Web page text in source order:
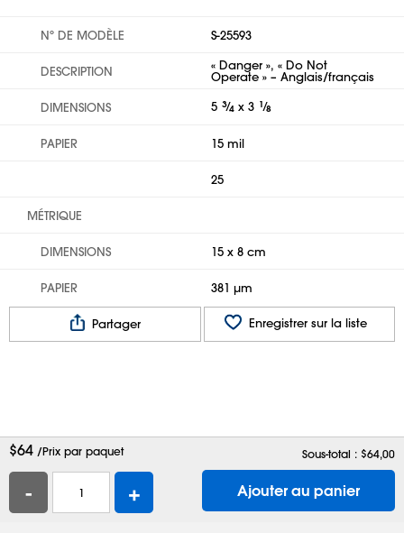
Nº DE MODÈLE S-25593
DESCRIPTION « Danger », « Do Not
Operate » – Anglais/français
DIMENSIONS
5 3⁄4 x 3 1⁄8
PAPIER 15 mil
25
MÉTRIQUE
DIMENSIONS 15 x 8 cm
PAPIER 381 µm
Partager Enregistrer sur la liste
$64 /Prix par paquet Sous-total : $64,00
- + Ajouter au panier